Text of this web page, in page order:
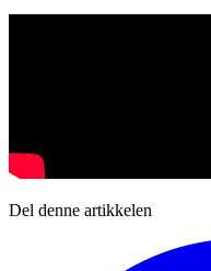
Del denne artikkelen